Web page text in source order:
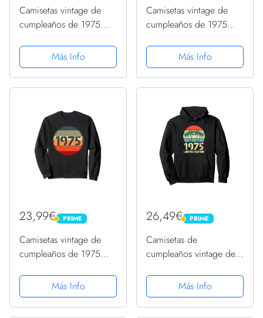
Camisetas vintage de
cumpleaños de 1975
camisetas de
cumpleaños de 1975
Sudadera con Capucha
Más Info
Camisetas vintage de
cumpleaños de 1975
camisetas de
cumpleaños de 1975
Sudadera
Más Info
23,99€ PRIME
PRIME
Camisetas vintage de
cumpleaños de 1975
camisetas de
cumpleaños de 1975
Sudadera
Más Info
26,49€ PRIME
PRIME
Camisetas de
cumpleaños vintage de
divertidas cumpleaños
de 1975 Sudadera con
Capucha
Más Info